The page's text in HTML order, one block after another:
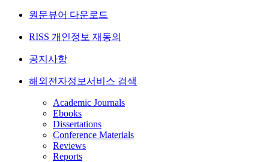
원문뷰어 다운로드
RISS 개인정보 재동의
공지사항
해외전자정보서비스 검색
Academic Journals
Ebooks
Dissertations
Conference Materials
Reviews
Reports